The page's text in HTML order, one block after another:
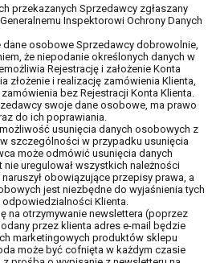
przekazanych Sprzedawcy zgłaszany
Inspektorowi Ochrony Danych
dane osobowe Sprzedawcy dobrowolnie,
że niepodanie określonych danych w
Rejestrację i założenie Konta
złożenie i realizację zamówienia Klienta,
bez Rejestracji Konta Klienta.
swoje dane osobowe, ma prawo
do ich poprawiania.
usunięcia danych osobowych z
szczególności w przypadku usunięcia
może odmówić usunięcia danych
uregulował wszystkich należności
obowiązujące przepisy prawa, a
jest niezbędne do wyjaśnienia tych
Klienta.
na otrzymywanie newslettera (poprzez
przez klienta adres e-mail będzie
marketingowych produktów sklepu
może być cofnięta w każdym czasie